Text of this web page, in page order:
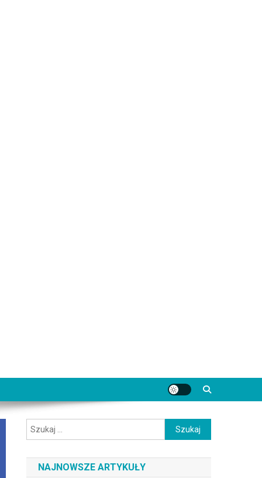
Szukaj:
NAJNOWSZE ARTYKUŁY